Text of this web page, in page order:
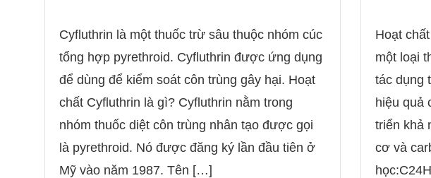
Cyfluthrin là một thuốc trừ sâu thuộc nhóm cúc
tổng hợp pyrethroid. Cyfluthrin được ứng dụng
để dùng để kiểm soát côn trùng gây hại. Hoạt
chất Cyfluthrin là gì? Cyfluthrin nằm trong
nhóm thuốc diệt côn trùng nhân tạo được gọi
là pyrethroid. Nó được đăng ký lần đầu tiên ở
Mỹ vào năm 1987. Tên […]
Hoạt
một loại
tác dụng
hiệu quả
triển khả
cơ và